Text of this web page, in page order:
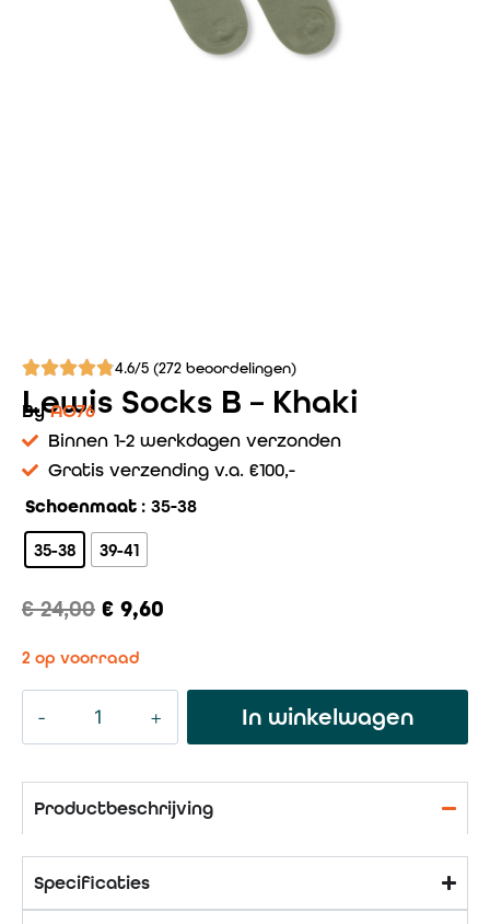
4.6/5 (272 beoordelingen)
Lewis Socks B – Khaki
ByAO76
Binnen 1-2 werkdagen verzonden
Gratis verzending v.a. €100,-
Schoenmaat : 35-38
35-38 39-41
€24,00 € 9,60
2 op voorraad
In winkelwagen
Productbeschrijving
Specificaties